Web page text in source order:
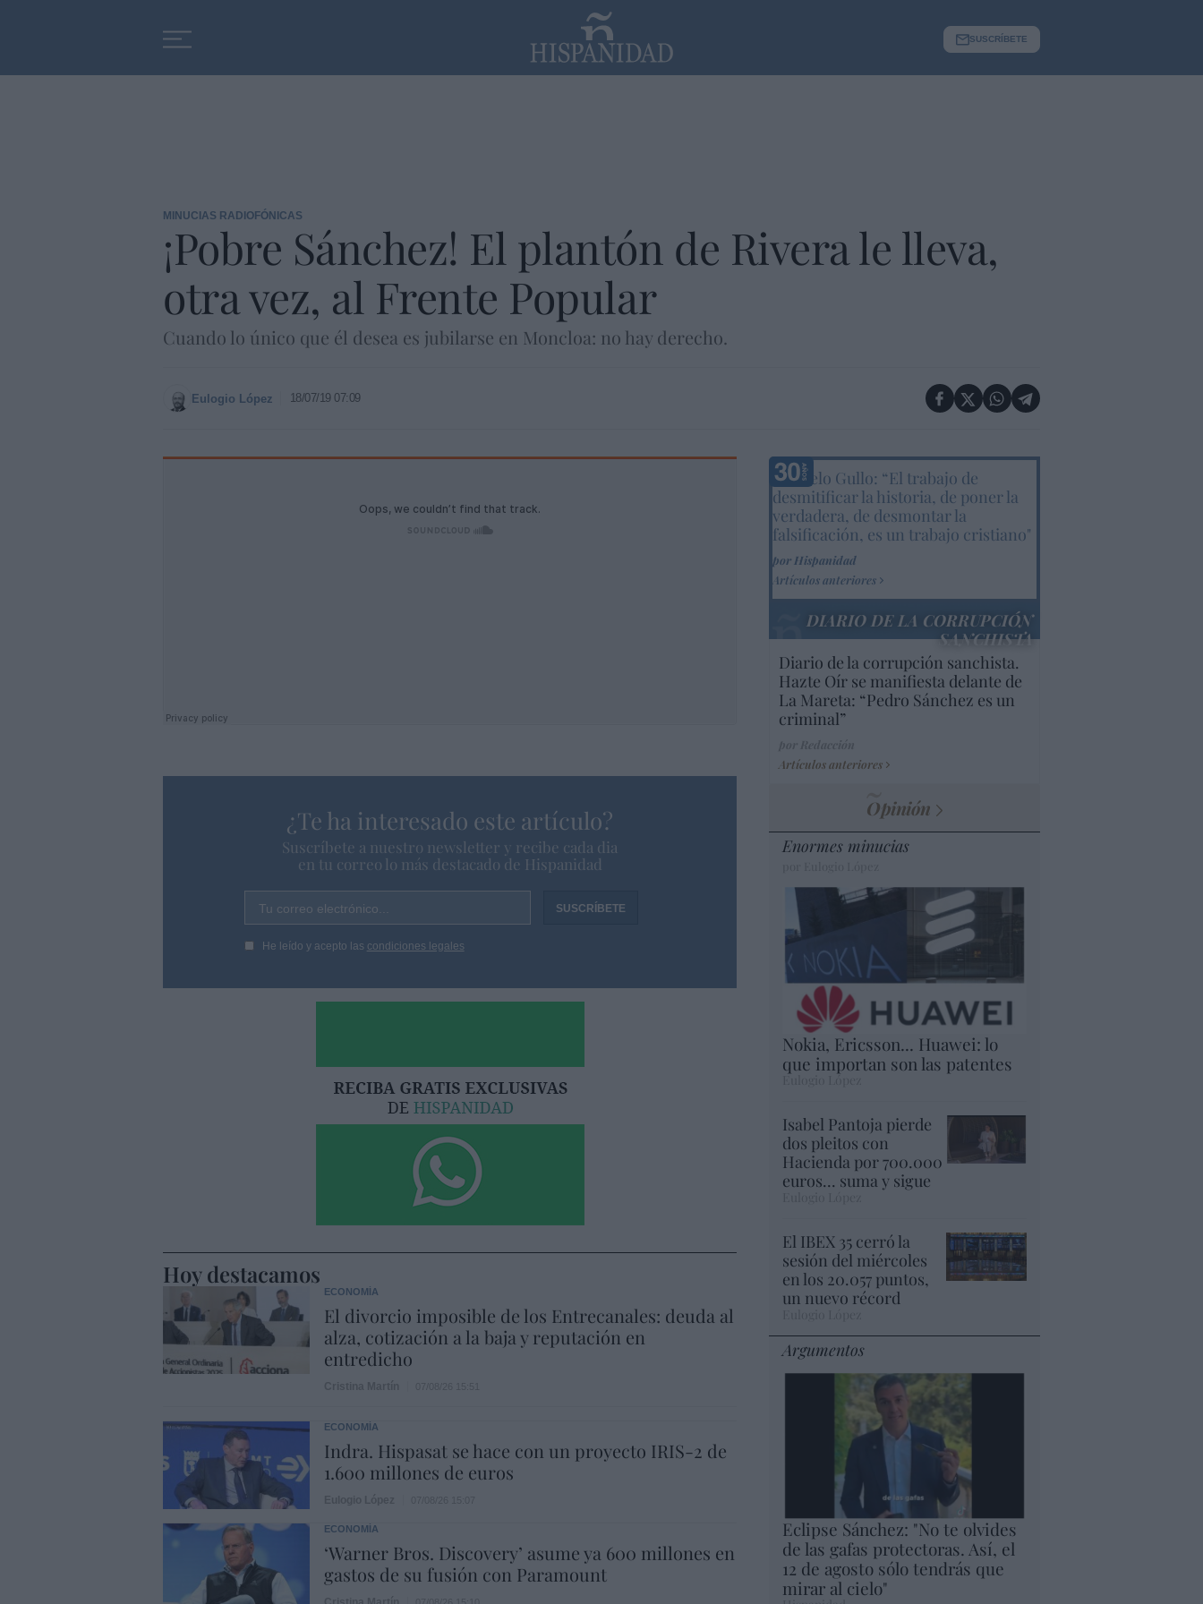
SUSCRÍBETE
MINUCIAS RADIOFÓNICAS
¡Pobre Sánchez! El plantón de Rivera le lleva,
otra vez, al Frente Popular
Cuando lo único que él desea es jubilarse en Moncloa: no hay derecho.
Eulogio López 18/07/19 07:09
¿Te ha interesado este artículo?
Suscríbete a nuestro newsletter y recibe cada dia
en tu correo lo más destacado de Hispanidad
Tu correo electrónico...
He leído y acepto las condiciones legales
Hoy destacamos
ECONOMÍA
El divorcio imposible de los Entrecanales: deuda al
alza, cotización a la baja y reputación en
entredicho
ECONOMÍA
Indra. Hispasat se hace con un proyecto IRIS-2 de
1.600 millones de euros
ECONOMÍA
‘Warner Bros. Discovery’ asume ya 600 millones en
gastos de su fusión con Paramount
Marcelo Gullo: “El trabajo de
desmitificar la historia, de poner la
verdadera, de desmontar la
falsificación, es un trabajo cristiano"
por Hispanidad
Artículos anteriores
DIARIO DE LA CORRUPCIÓN
SANCHISTA
Diario de la corrupción sanchista.
Hazte Oír se manifiesta delante de
La Mareta: “Pedro Sánchez es un
criminal”
Artículos anteriores
Opinión
Enormes minucias
Nokia, Ericsson... Huawei: lo
que importan son las patentes
Eulogio López
Isabel Pantoja pierde
dos pleitos con
Hacienda por 700.000
euros... suma y sigue
El IBEX 35 cerró la
sesión del miércoles
en los 20.057 puntos,
un nuevo récord
Argumentos
Eclipse Sánchez: "No te olvides
de las gafas protectoras. Así, el
12 de agosto sólo tendrás que
mirar al cielo"